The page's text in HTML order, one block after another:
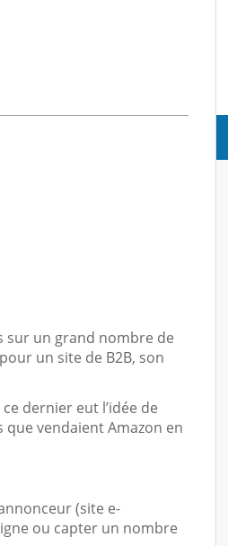
sur un grand nombre de
un site de B2B, son
dernier eut l’idée de
vendaient Amazon en
(site e-
ou capter un nombre